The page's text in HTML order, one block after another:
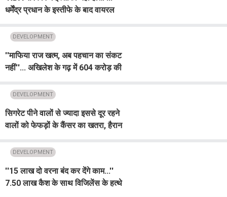
धर्मेंद्र प्रधान के इस्तीफे के बाद वायरल
DEVELOPMENT
''माफिया राज खत्म, अब पहचान का संकट
नहीं''... अखिलेश के गढ़ में 604 करोड़ की
के बाद के बदलाव
DEVELOPMENT
सिगरेट पीने वालों से ज्यादा इससे दूर रहने
वालों को फेफड़ों के कैंसर का खतरा, हैरान
DEVELOPMENT
''15 लाख दो वरना बंद कर देंगे काम...''
7.50 लाख कैश के साथ विजिलेंस के हत्थे